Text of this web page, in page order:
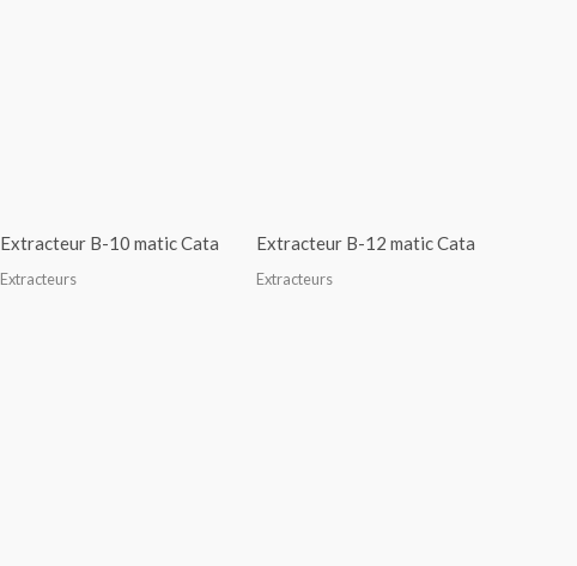
Extracteur B-10 matic Cata
Extracteurs
Extracteur B-12 matic Cata
Extracteurs